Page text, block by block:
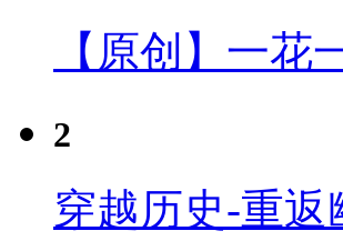
【原创】一花
2
穿越历史-重